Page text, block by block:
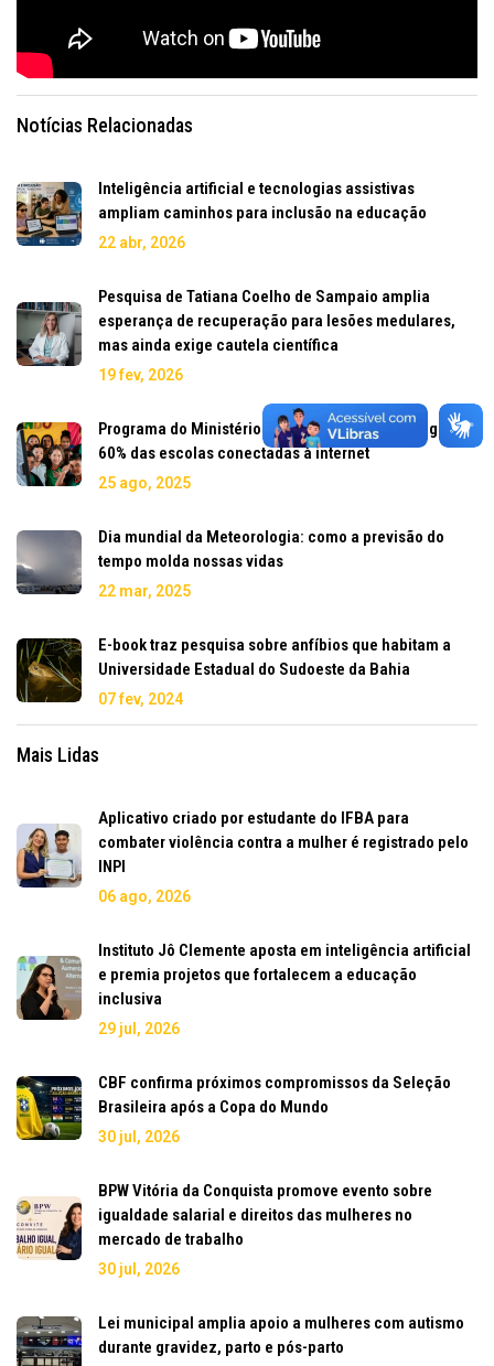
Notícias Relacionadas
Inteligência artificial e tecnologias assistivas
ampliam caminhos para inclusão na educação
22 abr, 2026
Pesquisa de Tatiana Coelho de Sampaio amplia
esperança de recuperação para lesões medulares,
mas ainda exige cautela científica
19 fev, 2026
Programa do Ministério das Comunicações chega a
60% das escolas conectadas à internet
25 ago, 2025
Dia mundial da Meteorologia: como a previsão do
tempo molda nossas vidas
22 mar, 2025
E-book traz pesquisa sobre anfíbios que habitam a
Universidade Estadual do Sudoeste da Bahia
07 fev, 2024
Mais Lidas
Aplicativo criado por estudante do IFBA para
combater violência contra a mulher é registrado pelo
INPI
06 ago, 2026
Instituto Jô Clemente aposta em inteligência artificial
e premia projetos que fortalecem a educação
inclusiva
29 jul, 2026
CBF confirma próximos compromissos da Seleção
Brasileira após a Copa do Mundo
30 jul, 2026
BPW Vitória da Conquista promove evento sobre
igualdade salarial e direitos das mulheres no
mercado de trabalho
30 jul, 2026
Lei municipal amplia apoio a mulheres com autismo
durante gravidez, parto e pós-parto